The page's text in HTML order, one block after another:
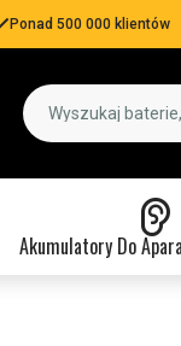
Ponad 500 000 klientów
Akumulatory Do